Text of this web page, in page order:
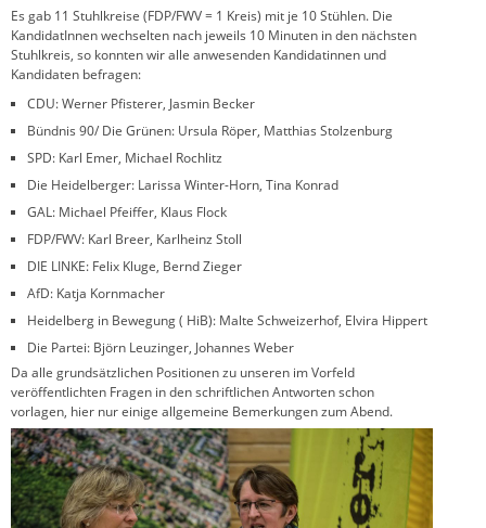
Es gab 11 Stuhlkreise (FDP/FWV = 1 Kreis) mit je 10 Stühlen. Die
KandidatInnen wechselten nach jeweils 10 Minuten in den nächsten
Stuhlkreis, so konnten wir alle anwesenden Kandidatinnen und
Kandidaten befragen:
CDU: Werner Pfisterer, Jasmin Becker
Bündnis 90/ Die Grünen: Ursula Röper, Matthias Stolzenburg
SPD: Karl Emer, Michael Rochlitz
Die Heidelberger: Larissa Winter-Horn, Tina Konrad
GAL: Michael Pfeiffer, Klaus Flock
FDP/FWV: Karl Breer, Karlheinz Stoll
DIE LINKE: Felix Kluge, Bernd Zieger
AfD: Katja Kornmacher
Heidelberg in Bewegung ( HiB): Malte Schweizerhof, Elvira Hippert
Die Partei: Björn Leuzinger, Johannes Weber
Da alle grundsätzlichen Positionen zu unseren im Vorfeld
veröffentlichten Fragen in den schriftlichen Antworten schon
vorlagen, hier nur einige allgemeine Bemerkungen zum Abend.